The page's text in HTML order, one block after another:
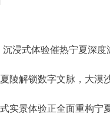
浸式体验催热宁夏深度
陵解锁数字文脉，大
实景体验正全面重构